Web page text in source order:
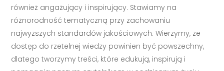
również angażujący i inspirujący. Stawiamy na
różnorodność tematyczną przy zachowaniu
najwyższych standardów jakościowych. Wierzymy, że
dostęp do rzetelnej wiedzy powinien być powszechny,
dlatego tworzymy treści, które edukują, inspirują i